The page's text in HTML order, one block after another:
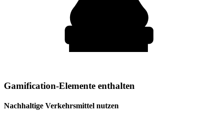
Gamification-Elemente enthalten
Nachhaltige Verkehrsmittel nutzen